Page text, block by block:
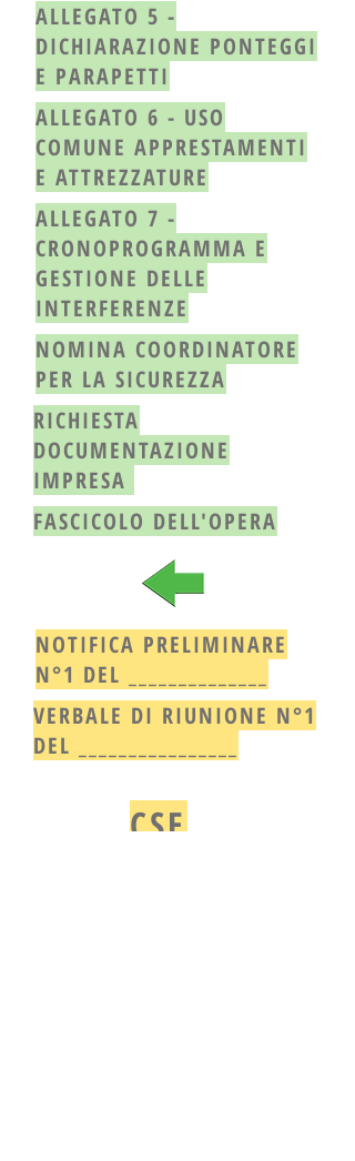
ALLEGATO 5 -
DICHIARAZIONE PONTEGGI
E PARAPETTI
ALLEGATO 6 - USO
COMUNE APPRESTAMENTI
E ATTREZZATURE
ALLEGATO 7 -
CRONOPROGRAMMA E
GESTIONE DELLE
INTERFERENZE
NOMINA COORDINATORE
PER LA SICUREZZA
RICHIESTA
DOCUMENTAZIONE
IMPRESA
FASCICOLO DELL'OPERA
NOTIFICA PRELIMINARE
N°1 DEL ______________
VERBALE DI RIUNIONE N°1
DEL ________________
CSE